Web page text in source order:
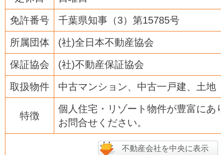
免許番号 千葉県知事（3）第15785号
所属団体 (社)全日本不動産協会
保証協会 (社)不動産保証協会
取扱物件 中古マンション、中古一戸建、土地
特徴
個人住宅・リゾート物件が豊富にあ
お問合せください。
不動産会社を中央に表示